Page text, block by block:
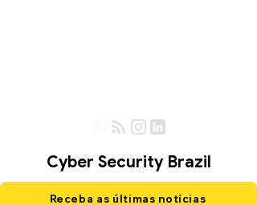
Cyber Security Brazil
Receba as últimas notícias